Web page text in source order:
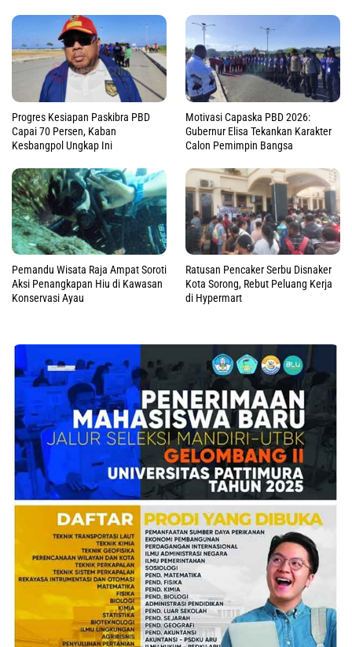
Progres Kesiapan Paskibra PBD
Capai 70 Persen, Kaban
Kesbangpol Ungkap Ini
Motivasi Capaska PBD 2026:
Gubernur Elisa Tekankan Karakter
Calon Pemimpin Bangsa
Pemandu Wisata Raja Ampat Soroti
Aksi Penangkapan Hiu di Kawasan
Konservasi Ayau
Ratusan Pencaker Serbu Disnaker
Kota Sorong, Rebut Peluang Kerja
di Hypermart